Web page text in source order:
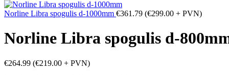
Norline Libra spogulis d-1000mm €361.79 (€299.00 + PVN)
Norline Libra spogulis d-
€264.99 (€219.00 + PVN)